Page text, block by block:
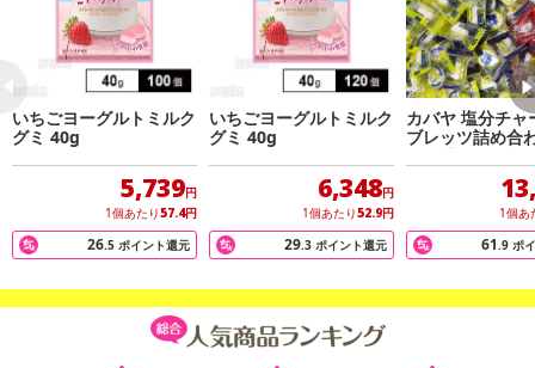
カバヤ しゃりinグミ ソーダ：砂糖（国内製造、外国製造）、水
飴、エリスリトール、ゼラチン、植物油脂/ソルビトール、酸味料、
マンニトール、香料、ゲル化剤（ペクチン）、クチナシ青色素、光
沢剤、（一部に小麦・ゼラチンを含む）
注意事項
【賞味・消費期限のある商品について】
商品到着時点でのお日持ち期間は、配送日数などにより異なります
【キャンセルについて】
※お申込み後のキャンセルはお受けできません。
いちごヨーグルトミルク
グミ 40g
5,739円
1個あたり57.4円
26.5 ポイント還元
いちごヨーグルトミルク
グミ 40g
6,348円
1個あたり52.9円
29.3 ポイント還元
カバヤ 塩分チャ
ブレッツ詰め合
種・計1000粒
1個あ
61.9 ポ